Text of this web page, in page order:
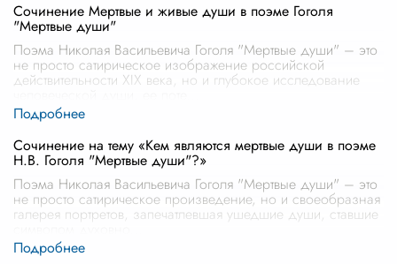
Сочинение Мертвые и живые души в поэме Гоголя
"Мертвые души"
Поэма Николая Васильевича Гоголя "Мертвые души" – это
не просто сатирическое изображение российской
действительности XIX века, но и глубокое исследование
Сочинение на тему «Кем являются мертвые души в поэме
Н.В. Гоголя "Мертвые души"?»
Поэма Николая Васильевича Гоголя "Мертвые души" – это
не просто сатирическое произведение, но и своеобразная
галерея портретов, запечатлевшая ушедшие души, ставшие